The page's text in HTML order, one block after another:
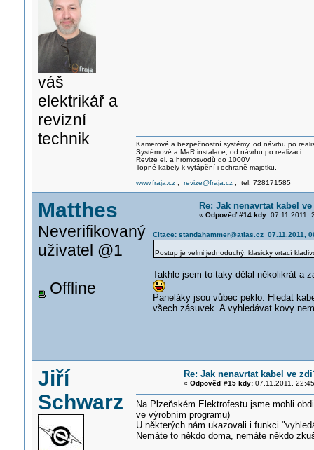
váš
elektrikář a
revizní
technik
Kamerové a bezpečnostní systémy, od návrhu po
Systémové a MaR instalace, od návrhu po realizaci.
Revize el. a hromosvodů do 1000V
Topné kabely k vytápění i ochraně majetku.
www.fraja.cz, revize@fraja.cz, tel: 728171585
Matthes
Neverifikovaný
uživatel @1
Offline
Re: Jak nenavrtat kabel
« Odpověď #14 kdy:07.11.2011,
Citace: standahammer@atlas.cz 07.11.2011,
Postup je velmi jednoduchý: klasicky vrtací
Takhle jsem to taky dělal několikrát a
Paneláky jsou vůbec peklo. Hledat
všech zásuvek. A vyhledávat kovy
Jiří
Schwarz
Re: Jak nenavrtat kabel ve
« Odpověď #15 kdy:07.11.2011,
Na Plzeňském Elektrofestu jsme mohli
ve výrobním programu)
U některých nám ukazovali i funkci
Nemáte to někdo doma, nemáte někdo